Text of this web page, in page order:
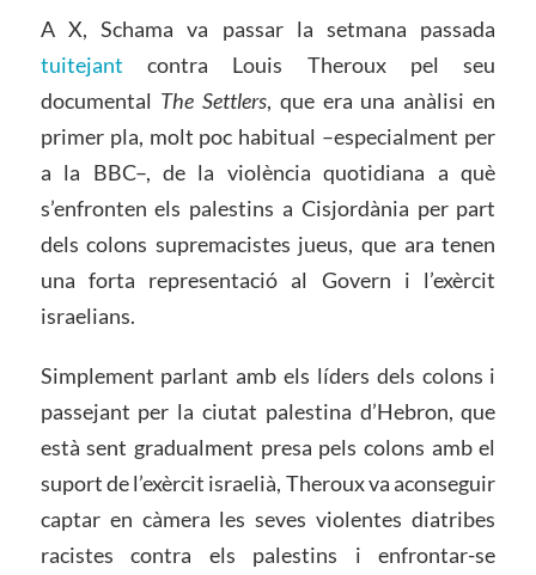
A X, Schama va passar la setmana passada
tuitejant contra Louis Theroux pel seu
documental The Settlers, que era una anàlisi en
primer pla, molt poc habitual –especialment per
a la BBC–, de la violència quotidiana a què
s’enfronten els palestins a Cisjordània per part
dels colons supremacistes jueus, que ara tenen
una forta representació al Govern i l’exèrcit
israelians.
Simplement parlant amb els líders dels colons i
passejant per la ciutat palestina d’Hebron, que
està sent gradualment presa pels colons amb el
suport de l’exèrcit israelià, Theroux va aconseguir
captar en càmera les seves violentes diatribes
racistes contra els palestins i enfrontar-se